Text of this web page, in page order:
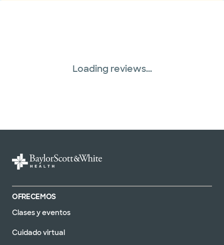
Loading reviews...
OFRECEMOS
Clases y eventos
Cuidado virtual